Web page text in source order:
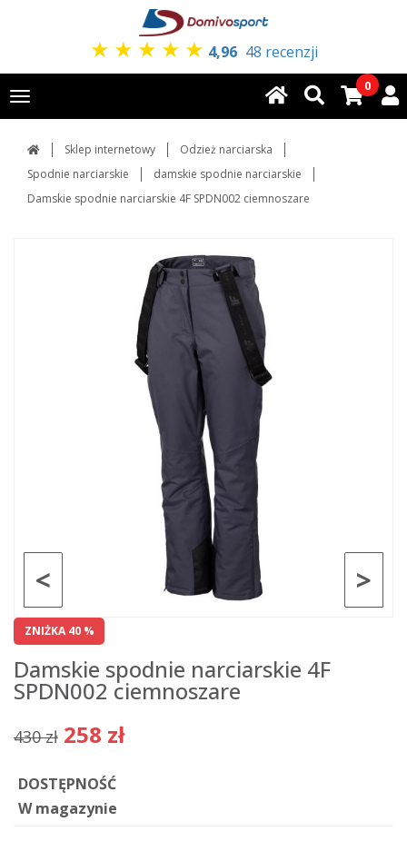
★ ★ ★ ★ ★ 4,96 48 recenzji
Toggle
navigation
0
Sklep internetowy
Odzież narciarska
Spodnie narciarskie
damskie spodnie narciarskie
Damskie spodnie narciarskie 4F SPDN002 ciemnoszare
>
<
ZNIŻKA 40 %
Damskie spodnie narciarskie 4F
SPDN002 ciemnoszare
430 zł 258 zł
DOSTĘPNOŚĆ
W magazynie